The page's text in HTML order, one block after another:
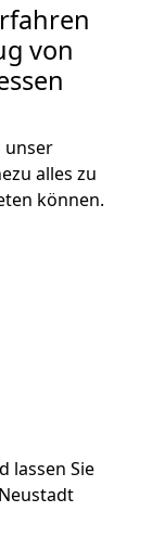
von
unser
alles zu
können.
lassen Sie